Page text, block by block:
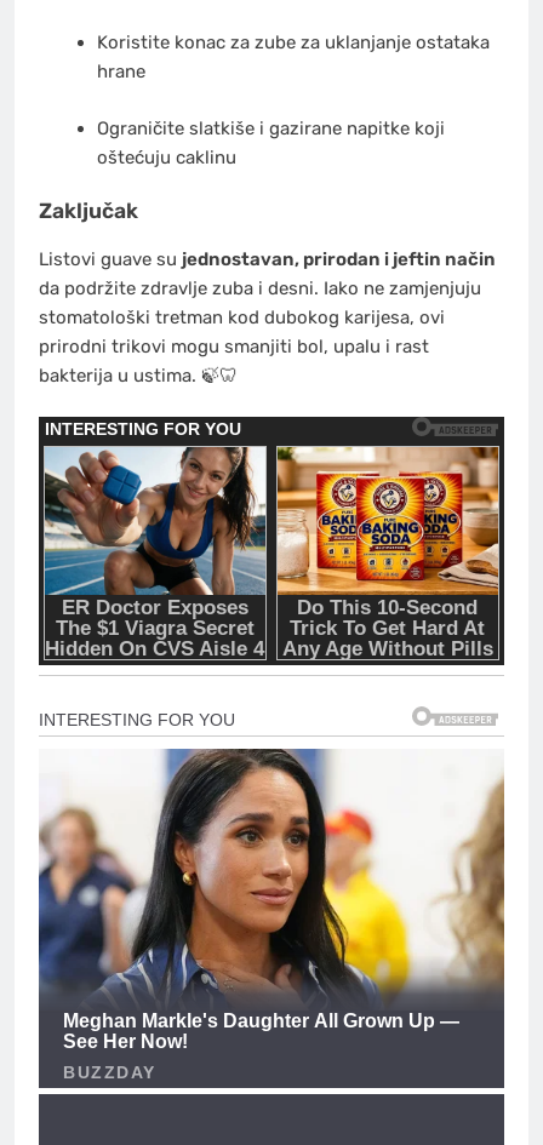
Koristite konac za zube za uklanjanje ostataka
hrane
Ograničite slatkiše i gazirane napitke koji
oštećuju caklinu
Zaključak
Listovi guave su jednostavan, prirodan i jeftin način
da podržite zdravlje zuba i desni. Iako ne zamjenjuju
stomatološki tretman kod dubokog karijesa, ovi
prirodni trikovi mogu smanjiti bol, upalu i rast
bakterija u ustima. 🍃🦷